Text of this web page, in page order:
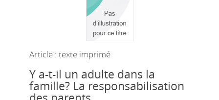
Article : texte imprimé
Y a-t-il un adulte dans la
famille? La responsabilisation